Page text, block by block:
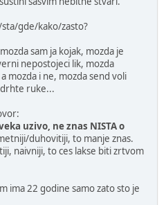
gde/kako/zasto?
sam ja kojak, mozda je
nepostojeci lik, mozda
mozda i ne, mozda send voli
ruke...
uzivo, ne znas NISTA o
duhovitiji, to manje znas.
naivniji, to ces lakse biti zrtvom
ima 22 godine samo zato sto je